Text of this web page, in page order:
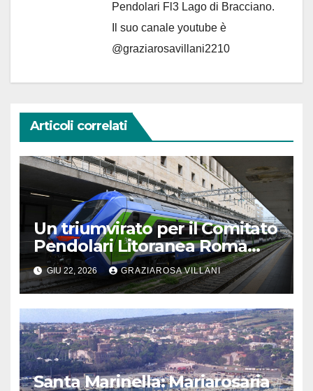
Pendolari Fl3 Lago di Bracciano.
Il suo canale youtube è
@graziarosavillani2210
Articoli correlati
Un triumvirato per il Comitato
Pendolari Litoranea Roma
Nord
GIU 22, 2026 GRAZIAROSA VILLANI
Santa Marinella: Mariarosaria